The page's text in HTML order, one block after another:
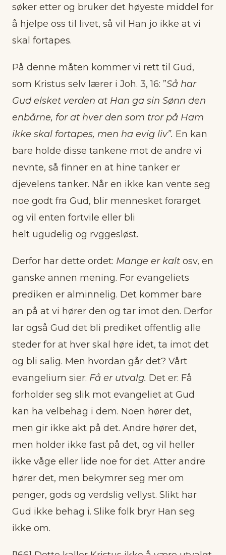
søker etter og bruker det høyeste middel for
å hjelpe oss til livet, så vil Han jo ikke at vi
skal fortapes.
På denne måten kommer vi rett til Gud,
som Kristus selv lærer i Joh. 3, 16: ”Så har
Gud elsket verden at Han ga sin Sønn den
enbårne, for at hver den som tror på Ham
ikke skal fortapes, men ha evig liv”. En kan
bare holde disse tankene mot de andre vi
nevnte, så finner en at hine tanker er
djevelens tanker. Når en ikke kan vente seg
noe godt fra Gud, blir mennesket forarget
og vil enten fortvile eller bli
helt ugudelig og rvggesløst.
Derfor har dette ordet: Mange er kalt osv, en
ganske annen mening. For evangeliets
prediken er alminnelig. Det kommer bare
an på at vi hører den og tar imot den. Derfor
lar også Gud det bli prediket offentlig alle
steder for at hver skal høre idet, ta imot det
og bli salig. Men hvordan går det? Vårt
evangelium sier: Få er utvalg. Det er: Få
forholder seg slik mot evangeliet at Gud
kan ha velbehag i dem. Noen hører det,
men gir ikke akt på det. Andre hører det,
men holder ikke fast på det, og vil heller
ikke våge eller lide noe for det. Atter andre
hører det, men bekymrer seg mer om
penger, gods og verdslig vellyst. Slikt har
Gud ikke behag i. Slike folk bryr Han seg
ikke om.